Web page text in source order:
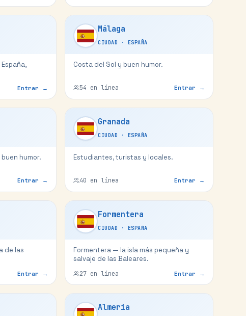
Entrar →
Málaga
CIUDAD · ESPAÑA
Costa del Sol y buen humor.
54 en línea Entrar →
humor.
Entrar →
Granada
CIUDAD · ESPAÑA
Estudiantes, turistas y locales.
40 en línea Entrar →
de las
Entrar →
Formentera
CIUDAD · ESPAÑA
Formentera — la isla más pequeña y
salvaje de las Baleares.
27 en línea Entrar →
Almería